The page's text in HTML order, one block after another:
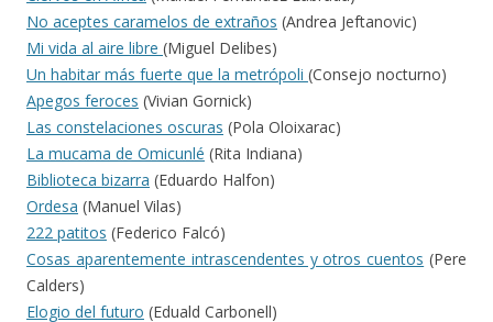
No aceptes caramelos de extraños (Andrea Jeftanovic)
Mi vida al aire libre (Miguel Delibes)
Un habitar más fuerte que la metrópoli (Consejo nocturno)
Apegos feroces (Vivian Gornick)
Las constelaciones oscuras (Pola Oloixarac)
La mucama de Omicunlé (Rita Indiana)
Biblioteca bizarra (Eduardo Halfon)
Ordesa (Manuel Vilas)
222 patitos (Federico Falcó)
Cosas aparentemente intrascendentes y otros cuentos (Pere
Calders)
Elogio del futuro (Eduald Carbonell)